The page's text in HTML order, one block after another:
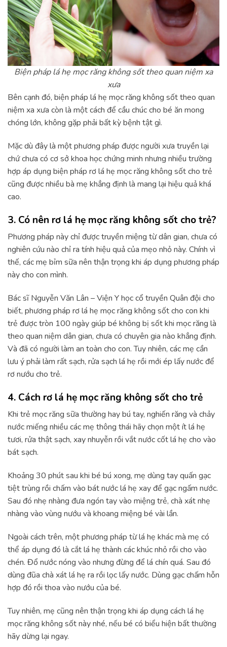
Biện pháp lá hẹ mọc răng không sốt theo quan niệm xa
xưa
Bên cạnh đó, biện pháp lá hẹ mọc răng không sốt theo quan
niệm xa xưa còn là một cách để cầu chúc cho bé ăn mong
chóng lớn, không gặp phải bất kỳ bệnh tật gì.
Mặc dù đây là một phương pháp được người xưa truyền lại
chứ chưa có cơ sở khoa học chứng minh nhưng nhiều trường
hợp áp dụng biện pháp rơ lá hẹ mọc răng không sốt cho trẻ
cũng được nhiều bà mẹ khẳng định là mang lại hiệu quả khá
cao.
3. Có nên rơ lá hẹ mọc răng không sốt cho trẻ?
Phương pháp này chỉ được truyền miệng từ dân gian, chưa có
nghiên cứu nào chỉ ra tính hiệu quả của mẹo nhỏ này. Chính vì
thế, các mẹ bỉm sữa nên thận trọng khi áp dụng phương pháp
này cho con mình.
Bác sĩ Nguyễn Văn Lân – Viện Y học cổ truyền Quân đội cho
biết, phương pháp rơ lá hẹ mọc răng không sốt cho con khi
trẻ được tròn 100 ngày giúp bé không bị sốt khi mọc răng là
theo quan niệm dân gian, chưa có chuyên gia nào khẳng định.
Và đã có người làm an toàn cho con. Tuy nhiên, các mẹ cần
lưu ý phải làm rất sạch, rửa sạch lá hẹ rồi mới ép lấy nước để
rơ nướu cho trẻ.
4. Cách rơ lá hẹ mọc răng không sốt cho trẻ
Khi trẻ mọc răng sữa thường hay bú tay, nghiến răng và chảy
nước miếng nhiều các mẹ thông thái hãy chọn một ít lá hẹ
tươi, rửa thật sạch, xay nhuyễn rồi vắt nước cốt lá hẹ cho vào
bát sạch.
Khoảng 30 phút sau khi bé bú xong, mẹ dùng tay quấn gạc
tiệt trùng rồi chấm vào bát nước lá hẹ xay để gạc ngấm nước.
Sau đó nhẹ nhàng đưa ngón tay vào miệng trẻ, chà xát nhẹ
nhàng vào vùng nướu và khoang miệng bé vài lần.
Ngoài cách trên, một phương pháp từ lá hẹ khác mà mẹ có
thể áp dụng đó là cắt lá hẹ thành các khúc nhỏ rồi cho vào
chén. Đổ nước nóng vào nhưng đừng để lá chín quá. Sau đó
dùng đũa chà xát lá hẹ ra rồi lọc lấy nước. Dùng gạc chấm hỗn
hợp đó rồi thoa vào nướu của bé.
Tuy nhiên, mẹ cũng nên thận trọng khi áp dụng cách lá hẹ
mọc răng không sốt này nhé, nếu bé có biểu hiện bất thường
hãy dừng lại ngay.